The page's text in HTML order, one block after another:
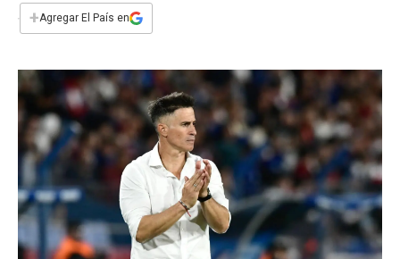
e
b
k
s
p
t
n
i
l
+Agregar El País en